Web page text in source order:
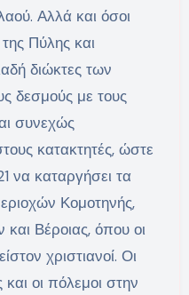
Αλλά και όσοι
Πύλης και
διώκτες των
δεσμούς με τους
συνεχώς
κατακτητές, ώστε
να καταργήσει τα
Κομοτηνής,
Βέροιας, όπου οι
χριστιανοί. Οι
οι πόλεμοι στην